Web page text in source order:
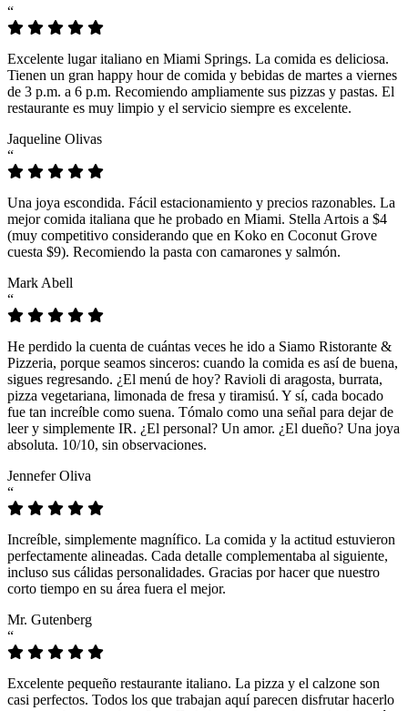
“
Excelente lugar italiano en Miami Springs. La comida es deliciosa.
Tienen un gran happy hour de comida y bebidas de martes a viernes
de 3 p.m. a 6 p.m. Recomiendo ampliamente sus pizzas y pastas. El
restaurante es muy limpio y el servicio siempre es excelente.
Jaqueline Olivas
“
Una joya escondida. Fácil estacionamiento y precios razonables. La
mejor comida italiana que he probado en Miami. Stella Artois a $4
(muy competitivo considerando que en Koko en Coconut Grove
cuesta $9). Recomiendo la pasta con camarones y salmón.
Mark Abell
“
He perdido la cuenta de cuántas veces he ido a Siamo Ristorante &
Pizzeria, porque seamos sinceros: cuando la comida es así de buena,
sigues regresando. ¿El menú de hoy? Ravioli di aragosta, burrata,
pizza vegetariana, limonada de fresa y tiramisú. Y sí, cada bocado
fue tan increíble como suena. Tómalo como una señal para dejar de
leer y simplemente IR. ¿El personal? Un amor. ¿El dueño? Una joya
absoluta. 10/10, sin observaciones.
Jennefer Oliva
“
Increíble, simplemente magnífico. La comida y la actitud estuvieron
perfectamente alineadas. Cada detalle complementaba al siguiente,
incluso sus cálidas personalidades. Gracias por hacer que nuestro
corto tiempo en su área fuera el mejor.
Mr. Gutenberg
“
Excelente pequeño restaurante italiano. La pizza y el calzone son
casi perfectos. Todos los que trabajan aquí parecen disfrutar hacerlo